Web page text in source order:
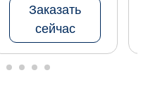
Заказать
сейчас